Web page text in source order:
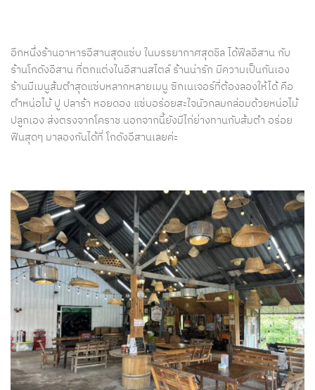
อีกหนึ่งร้านอาหารอีสานสุดแซ่บ ในบรรยากาศสุดชิล ได้ฟีลอีสาน กับ
ร้านโกดังอีสาน ที่ตกแต่งในอีสานสไตล์ ร้านน่ารัก มีความเป็นกันเอง
ร้านมีเมนูส้มตำสุดแซ่บหลากหลายเมนู ซิกเนเจอร์ที่ต้องลองให้ได้ คือ
ตำหน่อไม้ ปู ปลาร้า หอยดอง แซ่บอร่อยสะใจนัวกลมกล่อมด้วยหน่อไม้
ปลูกเอง ส่งตรงจากโคราช นอกจากนี้ยังมีไก่ย่างทานกับส้มตำ อร่อย
ฟินสุดๆ มาลองกันได้ที่ โกดังอีสานเลยค่ะ